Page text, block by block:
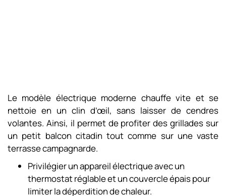
Le modèle électrique moderne chauffe vite et se
nettoie en un clin d’œil, sans laisser de cendres
volantes. Ainsi, il permet de profiter des grillades sur
un petit balcon citadin tout comme sur une vaste
terrasse campagnarde.
Privilégier un appareil électrique avec un
thermostat réglable et un couvercle épais pour
limiter la déperdition de chaleur.